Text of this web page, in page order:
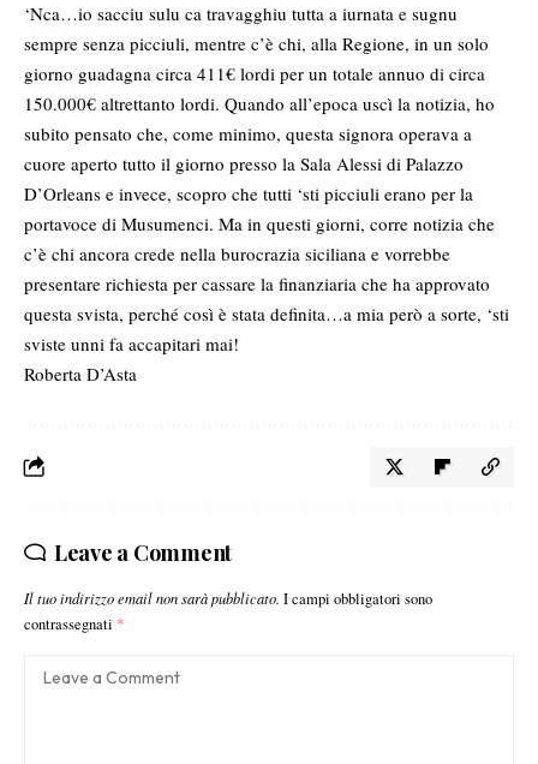
‘Nca…io sacciu sulu ca travagghiu tutta a iurnata e sugnu
sempre senza picciuli, mentre c’è chi, alla Regione, in un solo
giorno guadagna circa 411€ lordi per un totale annuo di circa
150.000€ altrettanto lordi. Quando all’epoca uscì la notizia, ho
subito pensato che, come minimo, questa signora operava a
cuore aperto tutto il giorno presso la Sala Alessi di Palazzo
D’Orleans e invece, scopro che tutti ‘sti picciuli erano per la
portavoce di Musumenci. Ma in questi giorni, corre notizia che
c’è chi ancora crede nella burocrazia siciliana e vorrebbe
presentare richiesta per cassare la finanziaria che ha approvato
questa svista, perché così è stata definita…a mia però a sorte, ‘sti
sviste unni fa accapitari mai!
Roberta D’Asta
Leave a Comment
Il tuo indirizzo email non sarà pubblicato. I campi obbligatori sono
contrassegnati *